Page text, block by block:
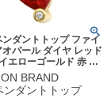
ンダントトップ ファイ
オパール ダイヤ レッド
エローゴールド 赤 ネ
クレストップ トリリア
ト マーキス うさぎモチ
ーフ 【中古】
BRAND
ンダントトップ